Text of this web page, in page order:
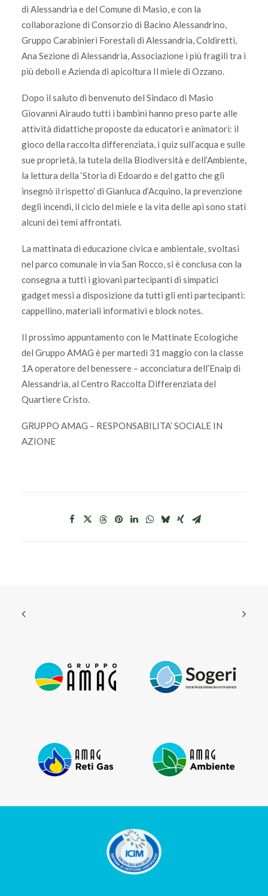
di Alessandria e del Comune di Masio, e con la
collaborazione di Consorzio di Bacino Alessandrino,
Gruppo Carabinieri Forestali di Alessandria, Coldiretti,
Ana Sezione di Alessandria, Associazione i più fragili tra i
più deboli e Azienda di apicoltura Il miele di Ozzano.
Dopo il saluto di benvenuto del Sindaco di Masio
Giovanni Airaudo tutti i bambini hanno preso parte alle
attività didattiche proposte da educatori e animatori: il
gioco della raccolta differenziata, i quiz sull’acqua e sulle
sue proprietà, la tutela della Biodiversità e dell’Ambiente,
la lettura della ‘Storia di Edoardo e del gatto che gli
insegnò il rispetto’ di Gianluca d’Acquino, la prevenzione
degli incendi, il ciclo del miele e la vita delle api sono stati
alcuni dei temi affrontati.
La mattinata di educazione civica e ambientale, svoltasi
nel parco comunale in via San Rocco, si è conclusa con la
consegna a tutti i giovani partecipanti di simpatici
gadget messi a disposizione da tutti gli enti partecipanti:
cappellino, materiali informativi e block notes.
Il prossimo appuntamento con le Mattinate Ecologiche
del Gruppo AMAG è per martedì 31 maggio con la classe
1A operatore del benessere – acconciatura dell’Enaip di
Alessandria, al Centro Raccolta Differenziata del
Quartiere Cristo.
GRUPPO AMAG – RESPONSABILITA’ SOCIALE IN
AZIONE